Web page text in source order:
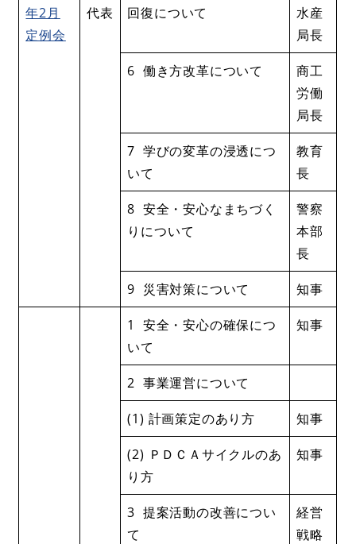
年2月
定例会
代表
回復について
水産
局長
6 働き方改革について
商工
労働
局長
7 学びの変革の浸透につ
いて
教育
長
8 安全・安心なまちづく
りについて
警察
本部
長
9 災害対策について 知事
1 安全・安心の確保につ
いて
知事
2 事業運営について
(1) 計画策定のあり方 知事
(2) ＰＤＣＡサイクルのあ
り方
知事
3 提案活動の改善につい
て
経営
戦略